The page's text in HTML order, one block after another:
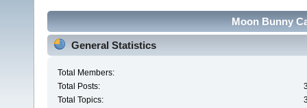
Moon Bunny
General Statistics
Total Members:
Total Posts:
Total Topics: